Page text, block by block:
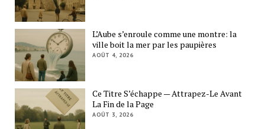
L’Aube s’enroule comme une montre: la
ville boit la mer par les paupières
AOÛT 4, 2026
Ce Titre S’échappe — Attrapez-Le Avant
La Fin de la Page
AOÛT 3, 2026